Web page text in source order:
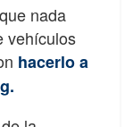
nada
vehículos
hacerlo a